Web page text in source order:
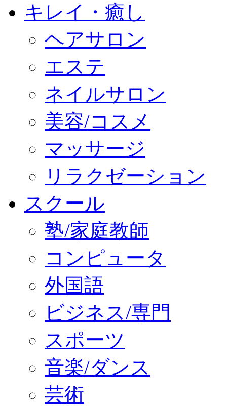
キレイ・癒し
ヘアサロン
エステ
ネイルサロン
美容/コスメ
マッサージ
リラクゼーション
スクール
塾/家庭教師
コンピュータ
外国語
ビジネス/専門
スポーツ
音楽/ダンス
芸術